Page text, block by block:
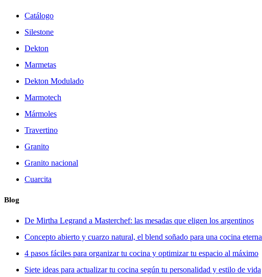
Catálogo
Silestone
Dekton
Marmetas
Dekton Modulado
Marmotech
Mármoles
Travertino
Granito
Granito nacional
Cuarcita
Blog
De Mirtha Legrand a Masterchef: las mesadas que eligen los argentinos
Concepto abierto y cuarzo natural, el blend soñado para una cocina eterna
4 pasos fáciles para organizar tu cocina y optimizar tu espacio al máximo
Siete ideas para actualizar tu cocina según tu personalidad y estilo de vida